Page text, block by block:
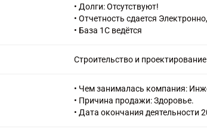
• Долги: Отсутствуют!
• Отчетность сдается
• База 1С ведётся
Строительство и проектирование
• Чем занималась компания:
• Причина продажи: Здоровье.
• Дата окончания деятельности